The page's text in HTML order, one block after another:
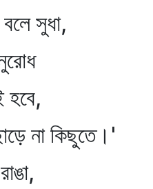
সুধা,
না কিছুতে।'